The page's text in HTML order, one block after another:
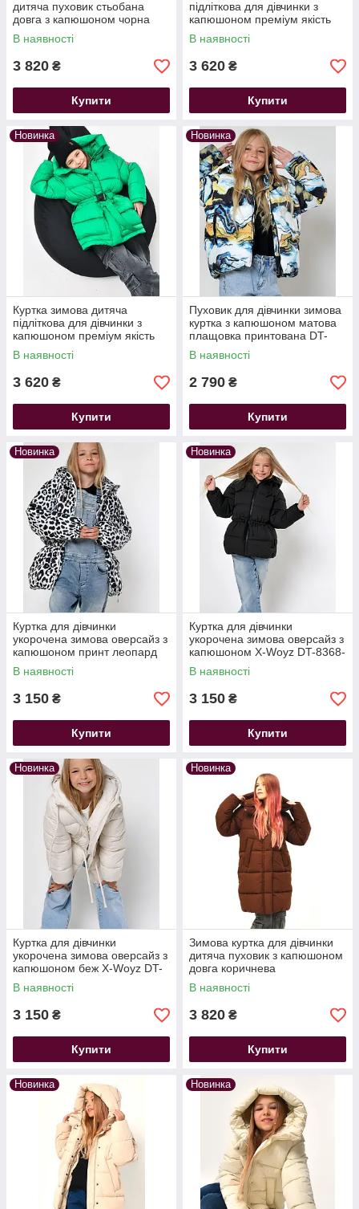
дитяча пуховик стьобана
довга з капюшоном чорна
В наявності
3 820 ₴
Купити
підліткова для дівчинки з
капюшоном преміум якість
принт геометрія X-Woyz DT-
8359-24
В наявності
3 620 ₴
Купити
Новинка
Куртка зимова дитяча
підліткова для дівчинки з
капюшоном преміум якість
зелена X-Woyz DT-8359-12
В наявності
3 620 ₴
Купити
Новинка
Пуховик для дівчинки зимова
куртка з капюшоном матова
плащовка принтована DT-
8367-11
В наявності
2 790 ₴
Купити
Новинка
Куртка для дівчинки
укорочена зимова оверсайз з
капюшоном принт леопард
X-Woyz DT-8368-10
В наявності
3 150 ₴
Купити
Новинка
Куртка для дівчинки
укорочена зимова оверсайз з
капюшоном X-Woyz DT-8368-
8 чорна
В наявності
3 150 ₴
Купити
Новинка
Куртка для дівчинки
укорочена зимова оверсайз з
капюшоном беж X-Woyz DT-
8368-3
В наявності
3 150 ₴
Купити
Новинка
Зимова куртка для дівчинки
дитяча пуховик з капюшоном
довга коричнева
В наявності
3 820 ₴
Купити
Новинка Новинка